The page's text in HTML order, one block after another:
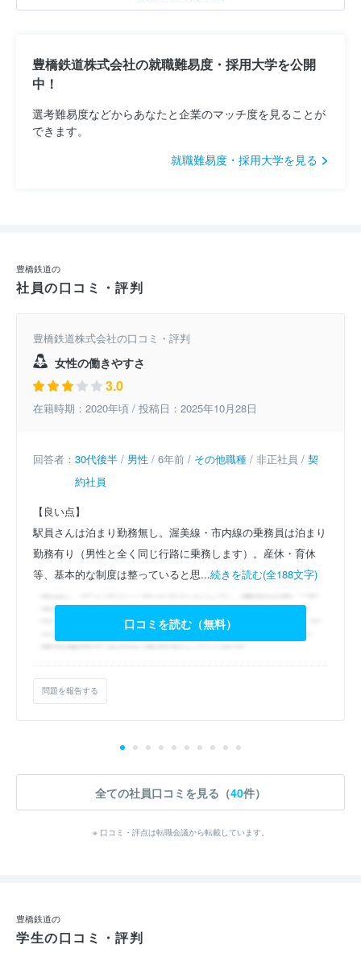
豊橋鉄道株式会社の就職難易度・採用大学を公開
中！
選考難易度などからあなたと企業のマッチ度を見ることが
できます。
就職難易度・採用大学を見る
豊橋鉄道の
社員の口コミ・評判
豊橋鉄道株式会社の口コミ・評判
女性の働きやすさ
3.0
在籍時期：2020年頃 / 投稿日：2025年10月28日
回答者： 30代後半 / 男性 / 6年前 / その他職種 / 非正社員 / 契
約社員
【良い点】
駅員さんは泊まり勤務無し。渥美線・市内線の乗務員は泊まり
勤務有り（男性と全く同じ行路に乗務します）。産休・育休
等、基本的な制度は整っていると思...続きを読む(全188文字)
口コミを読む（無料）
問題を報告する
全ての社員口コミを見る（40件）
※ 口コミ・評点は転職会議から転載しています。
豊橋鉄道の
学生の口コミ・評判